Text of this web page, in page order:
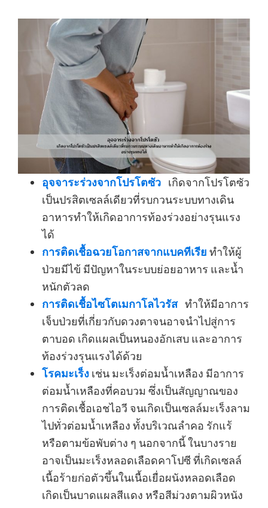
อุจจาระร่วงจากโปรโตซัว เกิดจากโปรโตซัว
เป็นปรสิตเซลล์เดียวที่รบกวนระบบทางเดิน
อาหารทำให้เกิดอาการท้องร่วงอย่างรุนแรง
ได้
การติดเชื้อฉวยโอกาสจากแบคทีเรีย ทำให้ผู้
ป่วยมีไข้ มีปัญหาในระบบย่อยอาหาร และน้ำ
หนักตัวลด
การติดเชื้อไซโตเมกาโลไวรัส ทำให้มีอาการ
เจ็บป่วยที่เกี่ยวกับดวงตาจนอาจนำไปสู่การ
ตาบอด เกิดแผลเป็นหนองอักเสบ และอาการ
ท้องร่วงรุนแรงได้ด้วย
โรคมะเร็ง เช่น มะเร็งต่อมน้ำเหลือง มีอาการ
ต่อมน้ำเหลืองที่คอบวม ซึ่งเป็นสัญญาณของ
การติดเชื้อเอชไอวี จนเกิดเป็นเซลล์มะเร็งลาม
ไปทั่วต่อมน้ำเหลือง ทั้งบริเวณลำคอ รักแร้
หรือตามข้อพับต่าง ๆ นอกจากนี้ ในบางราย
อาจเป็นมะเร็งหลอดเลือดคาโปซี ที่เกิดเซลล์
เนื้อร้ายก่อตัวขึ้นในเนื้อเยื่อผนังหลอดเลือด
เกิดเป็นบาดแผลสีแดง หรือสีม่วงตามผิวหนัง